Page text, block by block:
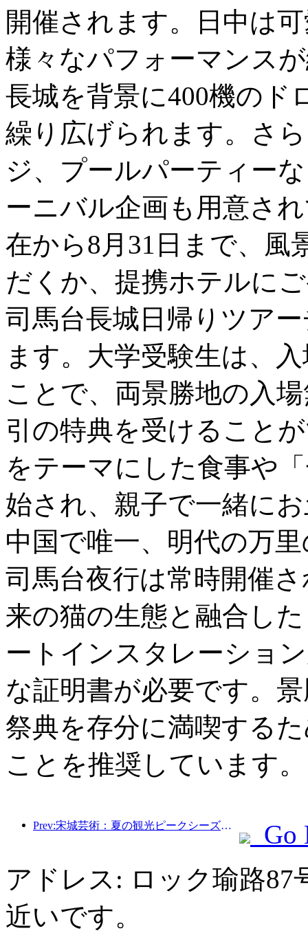
開催されます。日中は
様々なパフォーマンス
長城を背景に400機のド
繰り広げられます。さ
ジ、プールパーティー
ーニバル企画も用意さ
在から8月31日まで、風
だくか、提携ホテルに
司馬台長城日帰りツア
ます。大学受験生は、
ことで、両景勝地の入
引の特典を受けること
をテーマにした食事や
始され、親子で一緒に
中国で唯一、明代の万
司馬台夜行は常時開催
来の猫の生態と融合し
ートインスタレーショ
な証明書が必要です。
祭典を存分に満喫する
ことを推奨しています。
Prev:宋城芸術：夏の観光ピークシーズンに向けて、市場とイベントコンテンツの両方を準備
Go
アドレス: ロック瑜路
近いです。